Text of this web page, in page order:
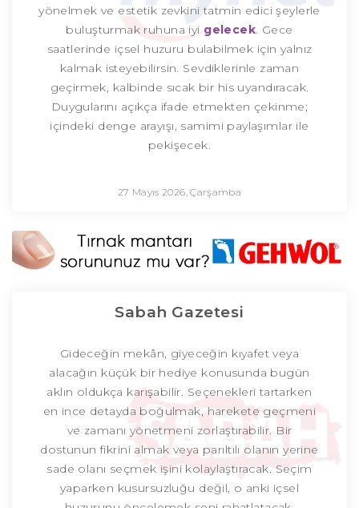
yönelmek ve estetik zevkini tatmin edici şeylerle
buluşturmak ruhuna iyi gelecek. Gece
saatlerinde içsel huzuru bulabilmek için yalnız
kalmak isteyebilirsin. Sevdiklerinle zaman
geçirmek, kalbinde sıcak bir his uyandıracak.
Duygularını açıkça ifade etmekten çekinme;
içindeki denge arayışı, samimi paylaşımlar ile
pekişecek.
27 Mayıs 2026, Çarşamba
Sabah Gazetesi
Gideceğin mekân, giyeceğin kıyafet veya
alacağın küçük bir hediye konusunda bugün
aklın oldukça karışabilir. Seçenekleri tartarken
en ince detayda boğulmak, harekete geçmeni
ve zamanı yönetmeni zorlaştırabilir. Bir
dostunun fikrini almak veya parıltılı olanın yerine
sade olanı seçmek işini kolaylaştıracak. Seçim
yaparken kusursuzluğu değil, o anki içsel